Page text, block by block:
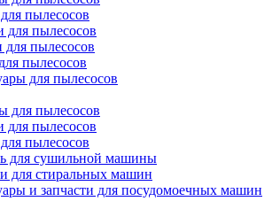
пылесосов
для пылесосов
пылесосов
пылесосов
для пылесосов
для пылесосов
для пылесосов
пылесосов
для сушильной машины
для стиральных машин
и запчасти для посудомоечных машин